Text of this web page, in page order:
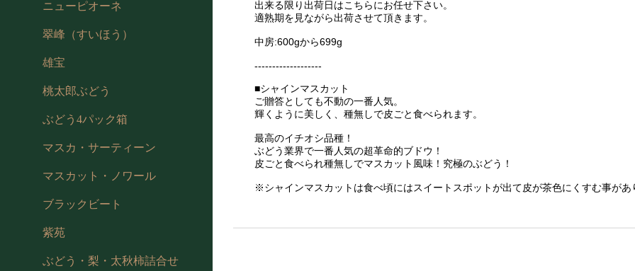
ニューピオーネ
翠峰（すいほう）
雄宝
桃太郎ぶどう
ぶどう4パック箱
マスカ・サーティーン
マスカット・ノワール
ブラックビート
紫苑
ぶどう・梨・太秋柿詰合せ
出来る限り出荷日はこちらにお任せ下さい。
適熟期を見ながら出荷させて頂きます。
中房:600gから699g
-------------------
■シャインマスカット
ご贈答としても不動の一番人気。
輝くように美しく、種無しで皮ごと食べられます。
最高のイチオシ品種！
ぶどう業界で一番人気の超革命的ブドウ！
皮ごと食べられ種無しでマスカット風味！究極のぶどう！
※シャインマスカットは食べ頃にはスイートスポットが出て皮が茶色にくすむ事があ